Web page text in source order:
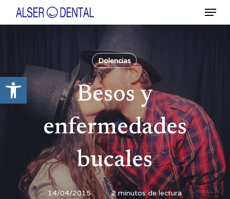
Abrir barra de herramientas
contenido
Menú
Dolencias
Besos y
enfermedades
bucales
14/04/2015 2 minutos de lectura